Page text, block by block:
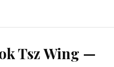
Tsz Wing —